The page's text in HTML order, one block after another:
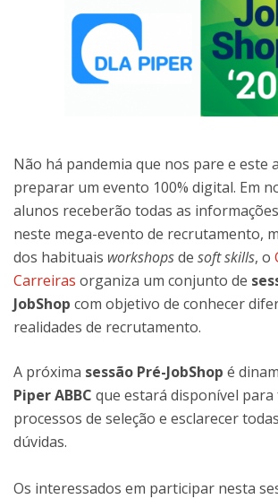
Não há pandemia que nos pare e este
preparar um evento 100% digital. Em
alunos receberão todas as
neste mega-evento de recrutamento,
dos habituais workshopsde soft skills, o
Carreiras organiza um conjunto de
JobShop com objetivo de conhecer
realidades de recrutamento.
A próxima sessão Pré-JobShop é
Piper ABBC que estará disponível
processos de seleção e esclarecer
dúvidas.
Os interessados em participar nesta